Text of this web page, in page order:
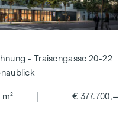
- Traisengasse 20-22
m² € 377.700,–